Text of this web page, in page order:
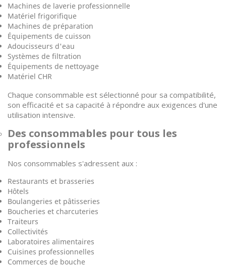
Machines de laverie professionnelle
Matériel frigorifique
Machines de préparation
Équipements de cuisson
Adoucisseurs d'eau
Systèmes de filtration
Équipements de nettoyage
Matériel CHR
Chaque consommable est sélectionné pour sa compatibilité,
son efficacité et sa capacité à répondre aux exigences d'une
utilisation intensive.
Des consommables pour tous les
professionnels
Nos consommables s'adressent aux :
Restaurants et brasseries
Hôtels
Boulangeries et pâtisseries
Boucheries et charcuteries
Traiteurs
Collectivités
Laboratoires alimentaires
Cuisines professionnelles
Commerces de bouche